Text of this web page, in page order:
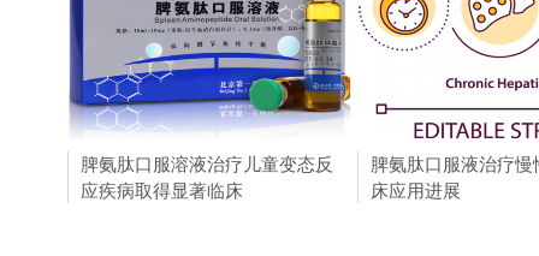
脾氨肽口服溶液治疗儿童变态反
应疾病取得显著临床
脾氨肽对结缔组织病
肺疾病的免疫调节治
脾氨肽口服液治疗慢
床应用进展